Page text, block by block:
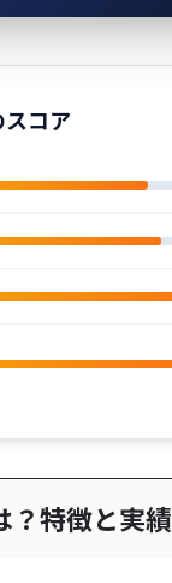
コア
？特徴と実績